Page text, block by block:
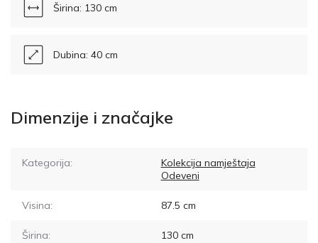
Širina: 130 cm
Dubina: 40 cm
Dimenzije i značajke
Kategorija:
Kolekcija namještaja
Odeveni
Visina: 87.5 cm
Širina: 130cm